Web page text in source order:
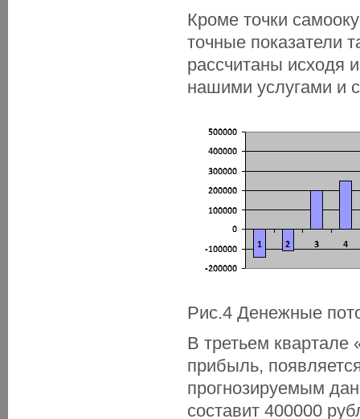
Кроме точки
точные показатели
рассчитаны исходя
нашими услугами и
Рис.4 Денежные
В третьем квартале
прибыль,
прогнозируемым
составит 400000